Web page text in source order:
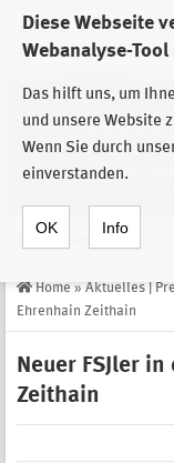
Diese Webseite
Webanalyse-
Das hilft uns, um
und unsere Website
Wenn Sie durch
einverstanden.
OK Info
Zur Auswahl der
Stiftung Sächsische
Home » Aktuelles |
Ehrenhain Zeithain
Neuer FSJler
Zeithain